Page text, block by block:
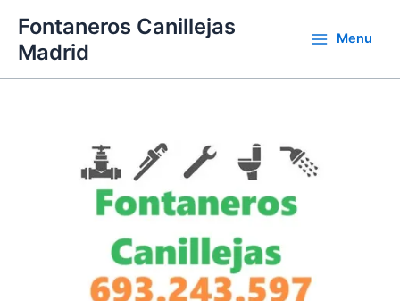
contenido
Fontaneros Canillejas
Madrid
Menu